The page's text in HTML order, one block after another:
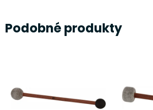
Podobné produkty